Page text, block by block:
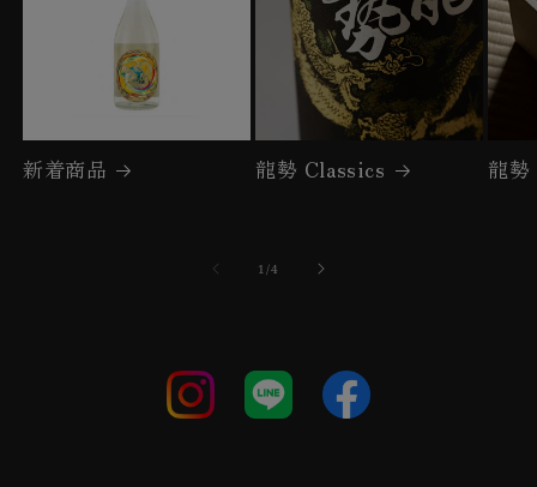
新着商品 龍勢 Classics 龍勢
1/の
4